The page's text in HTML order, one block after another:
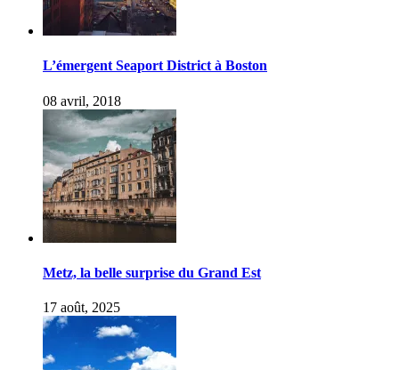
L’émergent Seaport District à Boston
08 avril, 2018
Metz, la belle surprise du Grand Est
17 août, 2025